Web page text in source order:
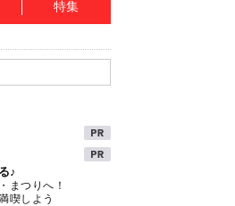
特集
♪
まつりへ！
喫しよう